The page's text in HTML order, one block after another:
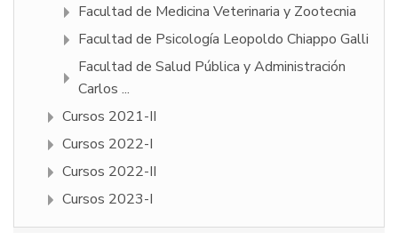
Facultad de Medicina Veterinaria y Zootecnia
Facultad de Psicologí­a Leopoldo Chiappo Galli
Facultad de Salud Pública y Administración
Carlos ...
Cursos 2021-II
Cursos 2022-I
Cursos 2022-II
Cursos 2023-I